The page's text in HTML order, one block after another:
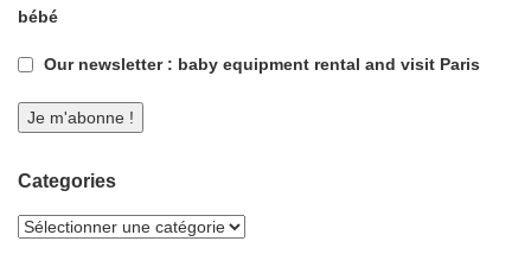
bébé
Our newsletter : baby equipment rental and visit Paris
Categories